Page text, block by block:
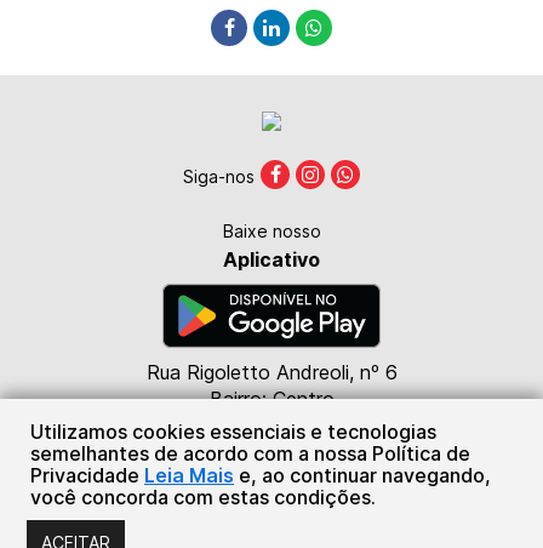
Utilizamos cookies essenciais e tecnologias
semelhantes de acordo com a nossa Política de
Privacidade Leia Mais e, ao continuar navegando,
você concorda com estas condições.
ACEITAR
Rua Rigoletto Andreoli, nº 6
Bairro: Centro
CEP: 85615-000
Marmeleiro - PR
(46) 98824-4476
Siga-nos
Baixe nosso
Aplicativo